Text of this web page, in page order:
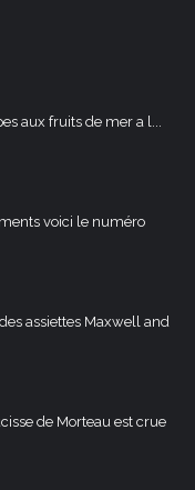
aux fruits de mer a l...
voici le numéro
assiettes Maxwell and
de Morteau est crue